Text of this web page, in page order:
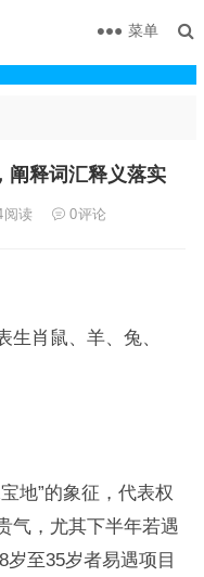
菜单
阐释词汇释义落实
阅读 0评论
生肖鼠、羊、兔、
地”的象征，代表权
气，尤其下半年若遇
岁至35岁者易遇项目